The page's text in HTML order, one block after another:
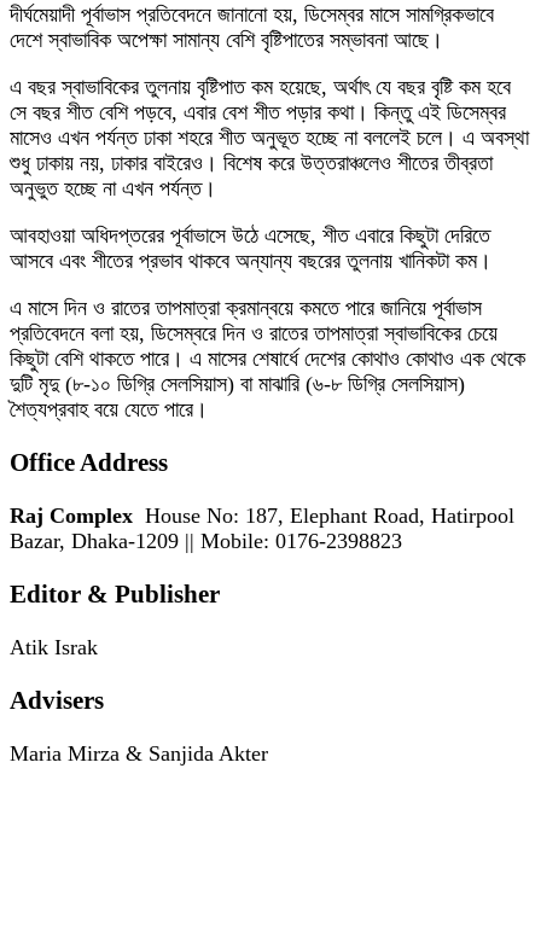
দীর্ঘমেয়াদী পূর্বাভাস প্রতিবেদনে জানানো হয়, ডিসেম্বর মাসে সামগ্রিকভাবে
দেশে স্বাভাবিক অপেক্ষা সামান্য বেশি বৃষ্টিপাতের সম্ভাবনা আছে।
এ বছর স্বাভাবিকের তুলনায় বৃষ্টিপাত কম হয়েছে, অর্থাৎ যে বছর বৃষ্টি কম হবে
সে বছর শীত বেশি পড়বে, এবার বেশ শীত পড়ার কথা। কিন্তু এই ডিসেম্বর
মাসেও এখন পর্যন্ত ঢাকা শহরে শীত অনুভূত হচ্ছে না বললেই চলে। এ অবস্থা
শুধু ঢাকায় নয়, ঢাকার বাইরেও। বিশেষ করে উত্তরাঞ্চলেও শীতের তীব্রতা
অনুভুত হচ্ছে না এখন পর্যন্ত।
আবহাওয়া অধিদপ্তরের পূর্বাভাসে উঠে এসেছে, শীত এবারে কিছুটা দেরিতে
আসবে এবং শীতের প্রভাব থাকবে অন্যান্য বছরের তুলনায় খানিকটা কম।
এ মাসে দিন ও রাতের তাপমাত্রা ক্রমান্বয়ে কমতে পারে জানিয়ে পূর্বাভাস
প্রতিবেদনে বলা হয়, ডিসেম্বরে দিন ও রাতের তাপমাত্রা স্বাভাবিকের চেয়ে
কিছুটা বেশি থাকতে পারে। এ মাসের শেষার্ধে দেশের কোথাও কোথাও এক থেকে
দুটি মৃদু (৮-১০ ডিগ্রি সেলসিয়াস) বা মাঝারি (৬-৮ ডিগ্রি সেলসিয়াস)
শৈত্যপ্রবাহ বয়ে যেতে পারে।
Office Address
Raj Complex House No: 187, Elephant Road, Hatirpool
Bazar, Dhaka-1209 || Mobile: 0176-2398823
Editor & Publisher
Atik Israk
Advisers
Maria Mirza & Sanjida Akter